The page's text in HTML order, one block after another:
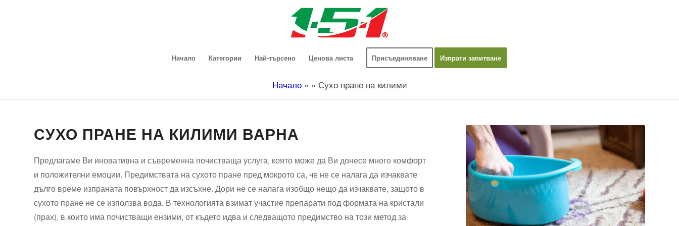
Начало Категории Най-търсено Ценова листа Присъединяване Изпрати запитване
Начало» » Сухо пране на килими
СУХО ПРАНЕ НА КИЛИМИ ВАРНА
Предлагаме Ви иновативна и съвременна почистваща услуга, която може да Ви донесе много комфорт
и положителни емоции. Предимствата на сухото пране пред мокрото са, че не се налага да изчаквате
дълго време изпраната повърхност да изсъхне. Дори не се налага изобщо нещо да изчаквате, защото в
сухото пране не се използва вода. В технологията взимат участие препарати под формата на кристали
(прах), в които има почистващи ензими, от където идва и следващото предимство на този метод за